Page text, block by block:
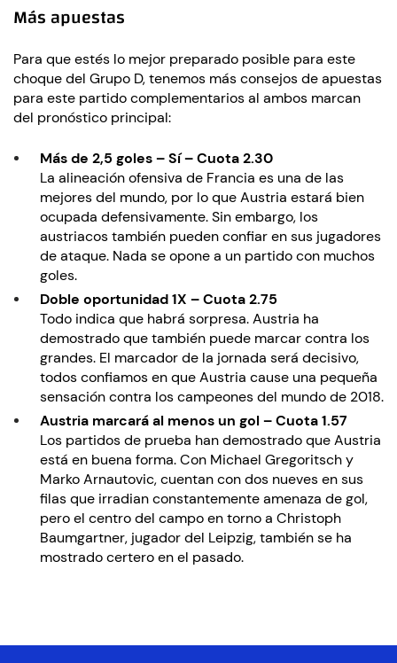
Más apuestas
Para que estés lo mejor preparado posible para este
choque del Grupo D, tenemos más consejos de apuestas
para este partido complementarios al ambos marcan
del pronóstico principal:
Más de 2,5 goles – Sí – Cuota 2.30
La alineación ofensiva de Francia es una de las
mejores del mundo, por lo que Austria estará bien
ocupada defensivamente. Sin embargo, los
austriacos también pueden confiar en sus jugadores
de ataque. Nada se opone a un partido con muchos
goles.
Doble oportunidad 1X – Cuota 2.75
Todo indica que habrá sorpresa. Austria ha
demostrado que también puede marcar contra los
grandes. El marcador de la jornada será decisivo,
todos confiamos en que Austria cause una pequeña
sensación contra los campeones del mundo de 2018.
Austria marcará al menos un gol – Cuota 1.57
Los partidos de prueba han demostrado que Austria
está en buena forma. Con Michael Gregoritsch y
Marko Arnautovic, cuentan con dos nueves en sus
filas que irradian constantemente amenaza de gol,
pero el centro del campo en torno a Christoph
Baumgartner, jugador del Leipzig, también se ha
mostrado certero en el pasado.